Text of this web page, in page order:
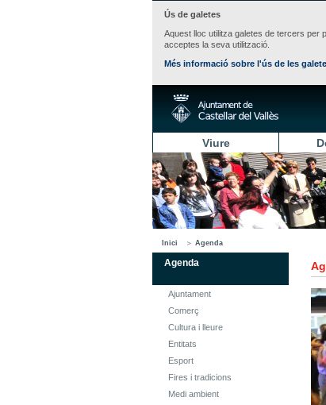
Ús de galetes
Aquest lloc utilitza galetes de tercers per
acceptes la seva utilització.
Més informació sobre l'ús de les
Viure
Inici Agenda
Agenda
Ajuntament
Comerç
Cultura i lleure
Entitats
Esport
Fires i tradicions
Medi ambient